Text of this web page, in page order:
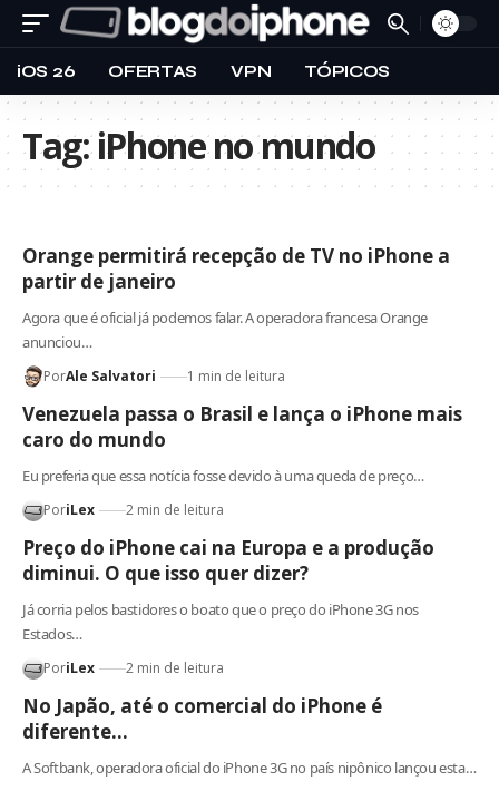
iOS 26 OFERTAS VPN TÓPICOS
Tag:iPhone no mundo
Orange permitirá recepção de TV no iPhone a
partir de janeiro
Agora que é oficial já podemos falar. A operadora francesa Orange
anunciou…
PorAle Salvatori 1 min de leitura
Venezuela passa o Brasil e lança o iPhone mais
caro do mundo
Eu preferia que essa notícia fosse devido à uma queda de preço…
PoriLex 2 min de leitura
Preço do iPhone cai na Europa e a produção
diminui. O que isso quer dizer?
Já corria pelos bastidores o boato que o preço do iPhone 3G nos
Estados…
PoriLex 2 min de leitura
No Japão, até o comercial do iPhone é
diferente…
A Softbank, operadora oficial do iPhone 3G no país nipônico lançou esta…